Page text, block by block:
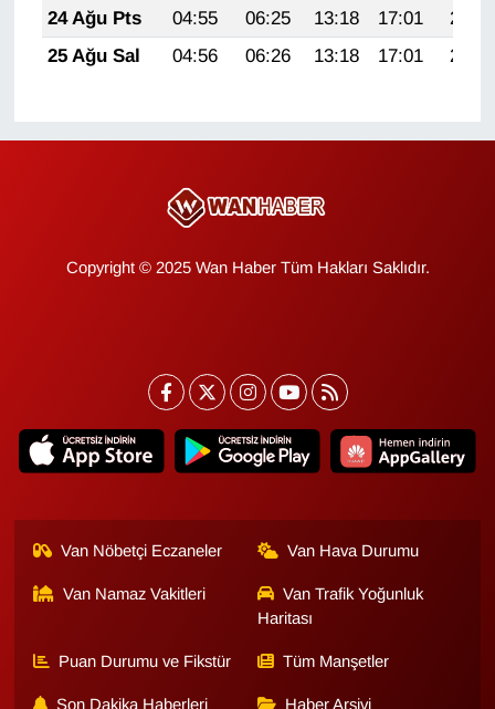
24 Ağu Pts
04:55 06:25 13:18 17:01
20:01
25 Ağu Sal
04:56 06:26 13:18 17:01 20:00
Copyright © 2025 Wan Haber Tüm Hakları Saklıdır.
Van Nöbetçi Eczaneler Van Hava Durumu
Van Namaz Vakitleri
Van Trafik Yoğunluk
Haritası
Puan Durumu ve Fikstür Tüm Manşetler
Son Dakika Haberleri Haber Arşivi